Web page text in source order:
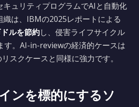
キュリティプログラムでAIと自動化
織は、IBMの2025レポートによる
ルを節約し、侵害ライフサイクル
す。AI-in-reviewの経済的ケースは
スクケースと同様に強力です。
ンを標的にするソ